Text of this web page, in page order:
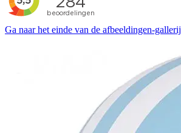
Ga naar het einde van de afbeeldingen-gallerij